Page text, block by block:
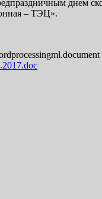
днем
– ТЭЦ».